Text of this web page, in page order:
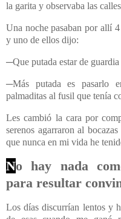
la garita y observaba las
Una noche pasaban por allí
y uno de ellos dijo:
─Que putada estar de
─Más putada es pasarlo
palmaditas al fusil que tenía
Les cambió la cara por
serenos agarraron al
que nunca en mi vida he
No hay nada
para resultar
Los días discurrían lentos y